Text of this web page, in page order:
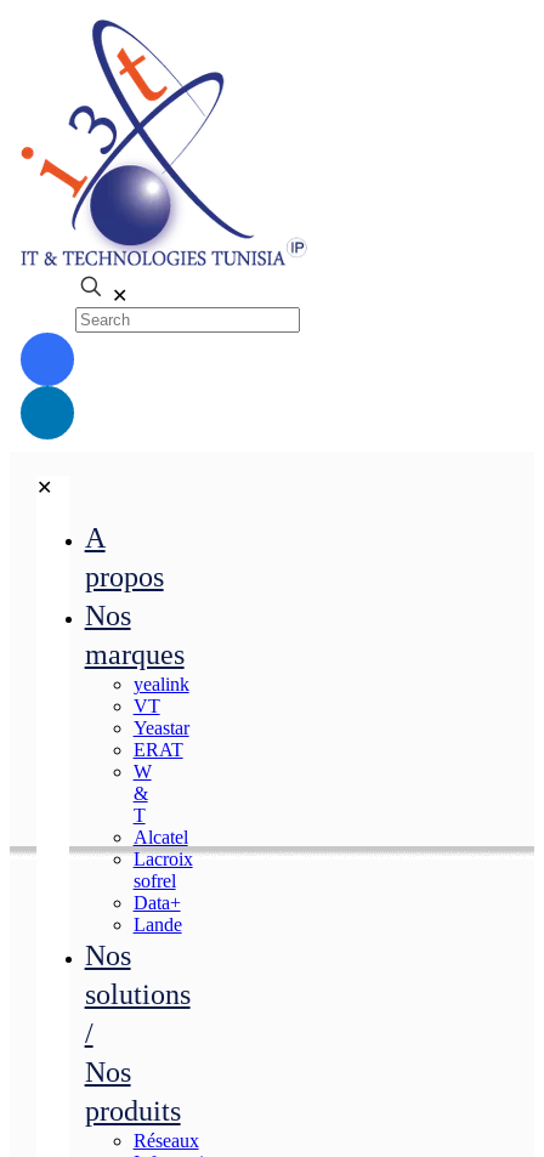
✕
✕
A
propos
Nos
marques
yealink
VT
Yeastar
ERAT
W
&
T
Alcatel
Lacroix
sofrel
Data+
Lande
Nos
solutions
/
Nos
produits
Réseaux